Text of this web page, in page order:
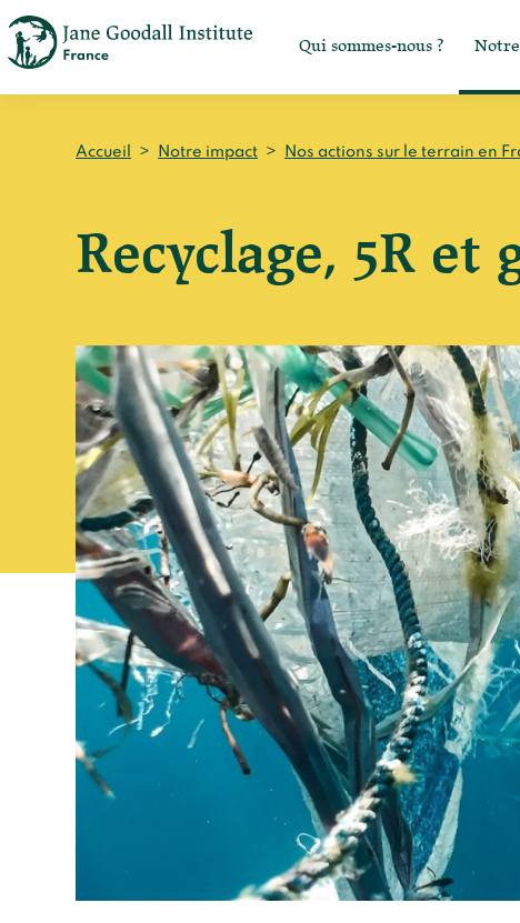
Qui sommes-nous ?
Accueil > Notre impact > Nos actions sur le terrain en
Recyclage, 5R et